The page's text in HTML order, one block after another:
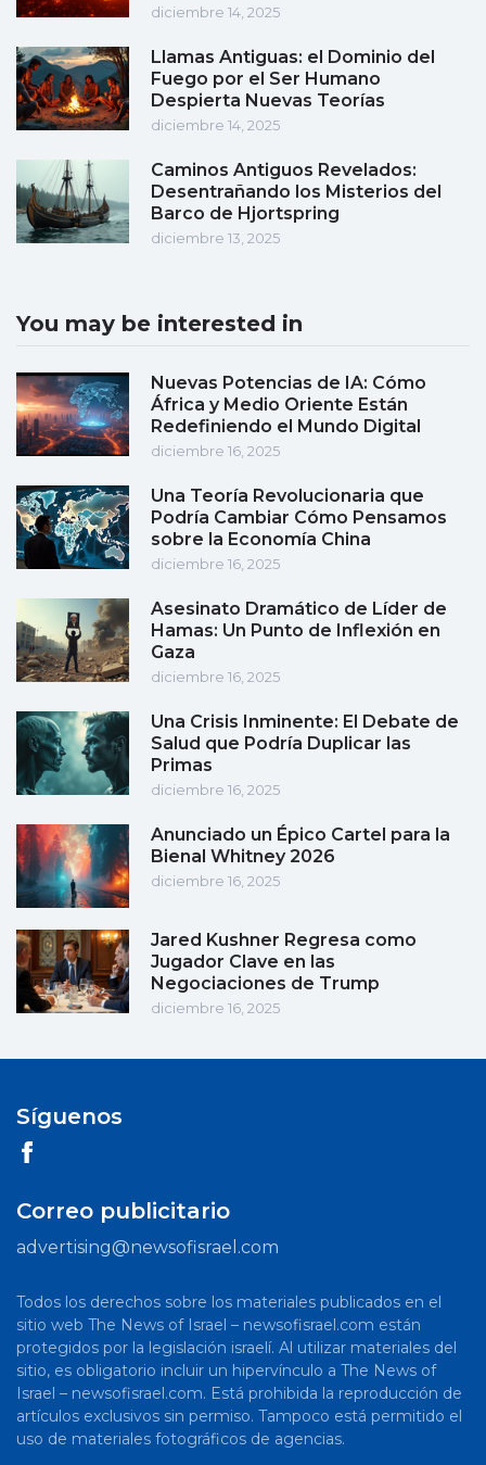
diciembre 14, 2025
Llamas Antiguas: el Dominio del
Fuego por el Ser Humano
Despierta Nuevas Teorías
diciembre 14, 2025
Caminos Antiguos Revelados:
Desentrañando los Misterios del
Barco de Hjortspring
diciembre 13, 2025
You may be interested in
Nuevas Potencias de IA: Cómo
África y Medio Oriente Están
Redefiniendo el Mundo Digital
diciembre 16, 2025
Una Teoría Revolucionaria que
Podría Cambiar Cómo Pensamos
sobre la Economía China
diciembre 16, 2025
Asesinato Dramático de Líder de
Hamas: Un Punto de Inflexión en
Gaza
diciembre 16, 2025
Una Crisis Inminente: El Debate de
Salud que Podría Duplicar las
Primas
diciembre 16, 2025
Anunciado un Épico Cartel para la
Bienal Whitney 2026
diciembre 16, 2025
Jared Kushner Regresa como
Jugador Clave en las
Negociaciones de Trump
diciembre 16, 2025
Síguenos
Correo publicitario
advertising@newsofisrael.com
Todos los derechos sobre los materiales publicados en el
sitio web The News of Israel – newsofisrael.com están
protegidos por la legislación israelí. Al utilizar materiales del
sitio, es obligatorio incluir un hipervínculo a The News of
Israel – newsofisrael.com. Está prohibida la reproducción de
artículos exclusivos sin permiso. Tampoco está permitido el
uso de materiales fotográficos de agencias.